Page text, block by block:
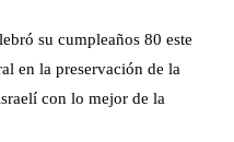
su cumpleaños 80 este
en la preservación de la
con lo mejor de la